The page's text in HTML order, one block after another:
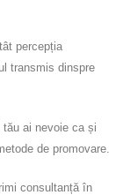
percepția
transmis dinspre
tău ai nevoie ca și
de promovare.
consultanță în